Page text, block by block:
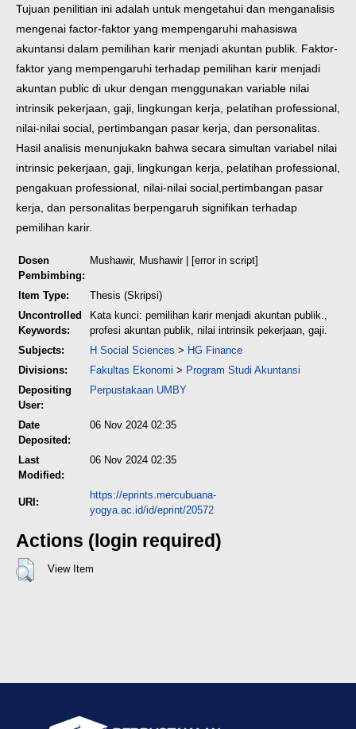
Tujuan penilitian ini adalah untuk mengetahui dan menganalisis
mengenai factor-faktor yang mempengaruhi mahasiswa
akuntansi dalam pemilihan karir menjadi akuntan publik. Faktor-
faktor yang mempengaruhi terhadap pemilihan karir menjadi
akuntan public di ukur dengan menggunakan variable nilai
intrinsik pekerjaan, gaji, lingkungan kerja, pelatihan professional,
nilai-nilai social, pertimbangan pasar kerja, dan personalitas.
Hasil analisis menunjukakn bahwa secara simultan variabel nilai
intrinsic pekerjaan, gaji, lingkungan kerja, pelatihan professional,
pengakuan professional, nilai-nilai social,pertimbangan pasar
kerja, dan personalitas berpengaruh signifikan terhadap
pemilihan karir.
Dosen
Pembimbing:
Mushawir, Mushawir| [error in script]
Item Type:
Thesis (Skripsi)
Uncontrolled
Keywords:
Kata kunci: pemilihan karir menjadi akuntan publik.,
profesi akuntan publik, nilai intrinsik pekerjaan, gaji.
Subjects:
H Social Sciences > HG Finance
Divisions:
Fakultas Ekonomi > Program Studi Akuntansi
Depositing
User:
Perpustakaan UMBY
Date
Deposited:
06 Nov 2024 02:35
Last
Modified:
06 Nov 2024 02:35
URI:
https://eprints.mercubuana-
yogya.ac.id/id/eprint/20572
Actions (login required)
View Item